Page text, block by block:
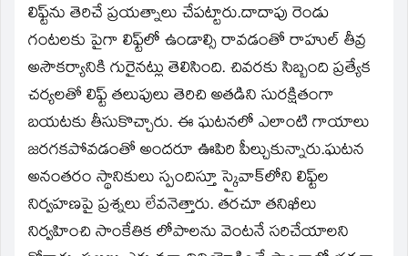
లిఫ్ట్‌ను తెరిచే ప్రయత్నాలు చేపట్టారు.దాదాపు రెండు
గంటలకు పైగా లిఫ్ట్‌లో ఉండాల్సి రావడంతో రాహుల్ తీవ్ర
అసౌకర్యానికి గురైనట్లు తెలిసింది. చివరకు సిబ్బంది ప్రత్యేక
చర్యలతో లిఫ్ట్ తలుపులు తెరిచి అతడిని సురక్షితంగా
బయటకు తీసుకొచ్చారు. ఈ ఘటనలో ఎలాంటి గాయాలు
జరగకపోవడంతో అందరూ ఊపిరి పీల్చుకున్నారు.ఘటన
అనంతరం స్థానికులు స్పందిస్తూ స్కైవాక్‌లోని లిఫ్ట్‌ల
నిర్వహణపై ప్రశ్నలు లేవనెత్తారు. తరచూ తనిఖీలు
నిర్వహించి సాంకేతిక లోపాలను వెంటనే సరిచేయాలని